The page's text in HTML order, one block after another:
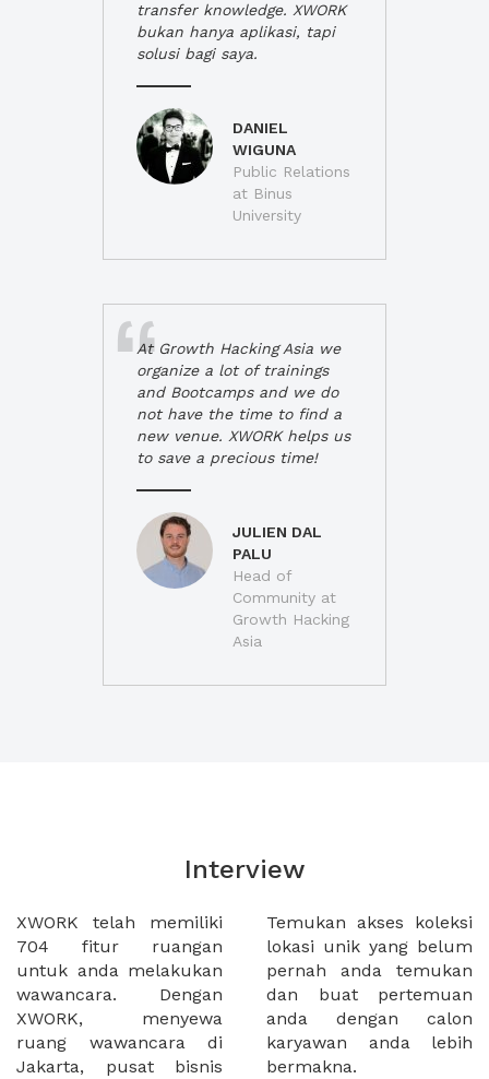
transfer knowledge. XWORK
bukan hanya aplikasi, tapi
solusi bagi saya.
DANIEL
WIGUNA
Public Relations
at Binus
University
At Growth Hacking Asia we
organize a lot of trainings
and Bootcamps and we do
not have the time to find a
new venue. XWORK helps us
to save a precious time!
JULIEN DAL
PALU
Head of
Community at
Growth Hacking
Asia
Interview
XWORK telah memiliki
704 fitur ruangan
untuk anda melakukan
wawancara. Dengan
XWORK, menyewa
ruang wawancara di
Jakarta, pusat bisnis
Temukan akses koleksi
lokasi unik yang belum
pernah anda temukan
dan buat pertemuan
anda dengan calon
karyawan anda lebih
bermakna.